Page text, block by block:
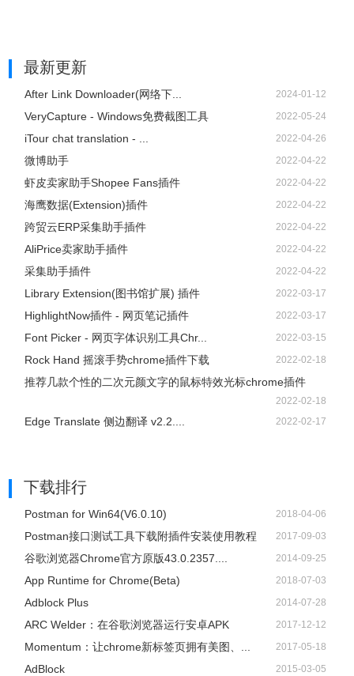
最新更新
After Link Downloader(网络下... 2024-01-12
VeryCapture - Windows免费截图工具 2022-05-24
iTour chat translation - ... 2022-04-26
微博助手 2022-04-22
虾皮卖家助手Shopee Fans插件 2022-04-22
海鹰数据(Extension)插件 2022-04-22
跨贸云ERP采集助手插件 2022-04-22
AliPrice卖家助手插件 2022-04-22
采集助手插件 2022-04-22
Library Extension(图书馆扩展) 插件 2022-03-17
HighlightNow插件 - 网页笔记插件 2022-03-17
Font Picker - 网页字体识别工具Chr... 2022-03-15
Rock Hand 摇滚手势chrome插件下载 2022-02-18
推荐几款个性的二次元颜文字的鼠标特效光标chrome插件
2022-02-18
Edge Translate 侧边翻译 v2.2.... 2022-02-17
下载排行
Postman for Win64(V6.0.10) 2018-04-06
Postman接口测试工具下载附插件安装使用教程 2017-09-03
谷歌浏览器Chrome官方原版43.0.2357.... 2014-09-25
App Runtime for Chrome(Beta) 2018-07-03
Adblock Plus 2014-07-28
ARC Welder：在谷歌浏览器运行安卓APK 2017-12-12
Momentum：让chrome新标签页拥有美图、... 2017-05-18
AdBlock 2015-03-05